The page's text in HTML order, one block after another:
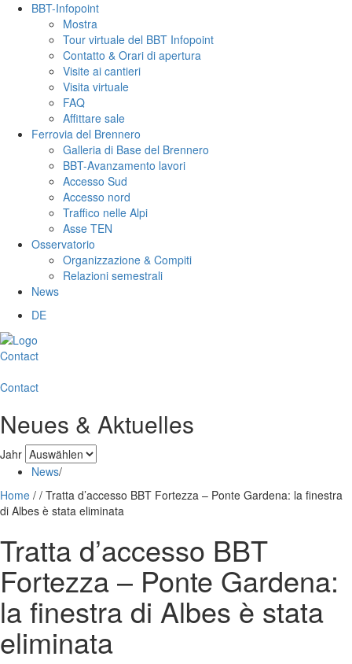
BBT-Infopoint
Mostra
Tour virtuale del BBT Infopoint
Contatto & Orari di apertura
Visite ai cantieri
Visita virtuale
FAQ
Affittare sale
Ferrovia del Brennero
Galleria di Base del Brennero
BBT-Avanzamento lavori
Accesso Sud
Accesso nord
Traffico nelle Alpi
Asse TEN
Osservatorio
Organizzazione & Compiti
Relazioni semestrali
News
DE
Contact
Contact
Neues & Aktuelles
Jahr
News/
Home / / Tratta d’accesso BBT Fortezza – Ponte Gardena: la finestra
di Albes è stata eliminata
Tratta d’accesso BBT
Fortezza – Ponte Gardena:
la finestra di Albes è stata
eliminata